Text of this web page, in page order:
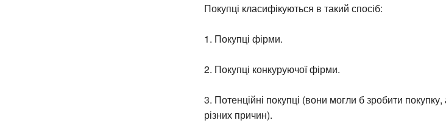
Покупці класифікуються в такий спосіб:
1. Покупці фірми.
2. Покупці конкуруючої фірми.
3. Потенційні покупці (вони могли б зробити
різних причин).